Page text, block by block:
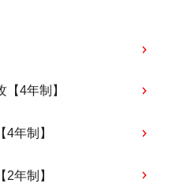
4年制】
年制】
年制】